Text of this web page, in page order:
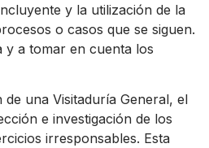
y la utilización de la
o casos que se siguen.
y a tomar en cuenta los
una Visitaduría General, el
e investigación de los
irresponsables. Esta